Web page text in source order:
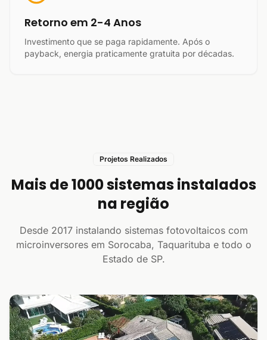
Retorno em 2-4 Anos
Investimento que se paga rapidamente. Após o
payback, energia praticamente gratuita por décadas.
Projetos Realizados
Mais de 1000 sistemas instalados
na região
Desde 2017 instalando sistemas fotovoltaicos com
microinversores em Sorocaba, Taquarituba e todo o
Estado de SP.